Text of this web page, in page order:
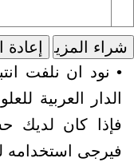
• نود ان نلفت
الدار العربية
فإذا كان لديك
فيرجى استخدامه